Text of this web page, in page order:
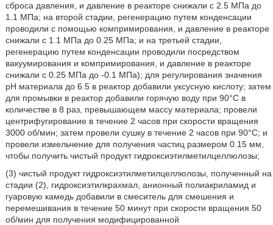
сброса давления, и давление в реакторе снижали с 2.5 МПа до
1.1 МПа; на второй стадии, регенерацию путем конденсации
проводили с помощью компримирования, и давление в реакторе
снижали с 1.1 МПа до 0.25 МПа; и на третьей стадии,
регенерацию путем конденсации проводили посредством
вакуумирования и компримирования, и давление в реакторе
снижали с 0.25 МПа до -0.1 МПа); для регулирования значения
рН материала до 6.5 в реактор добавили уксусную кислоту; затем
для промывки в реактор добавили горячую воду при 90°С в
количестве в 8 раз, превышающем массу материала; провели
центрифугирование в течение 2 часов при скорости вращения
3000 об/мин; затем провели сушку в течение 2 часов при 90°С; и
провели измельчение для получения частиц размером 0.15 мм,
чтобы получить чистый продукт гидроксиэтилметилцеллюлозы;
(3) чистый продукт гидроксиэтилметилцеллюлозы, полученный на
стадии (2), гидроксиэтилкрахмал, анионный полиакриламид и
гуаровую камедь добавили в смеситель для смешения и
перемешивания в течение 50 минут при скорости вращения 50
об/мин для получения модифицированной